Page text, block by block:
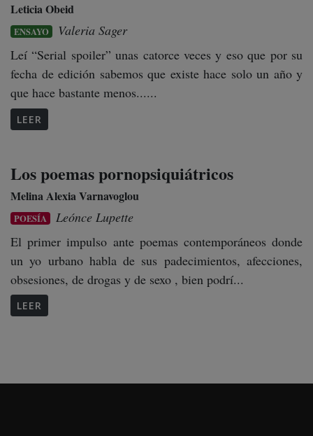
Leticia Obeid
ENSAYO
Valeria Sager
Leí “Serial spoiler” unas catorce veces y eso que por su
fecha de edición sabemos que existe hace solo un año y
que hace bastante menos......
LEER
Los poemas pornopsiquiátricos
Melina Alexia Varnavoglou
POESÍA
Leónce Lupette
El primer impulso ante poemas contemporáneos donde
un yo urbano habla de sus padecimientos, afecciones,
obsesiones, de drogas y de sexo , bien podrí...
LEER